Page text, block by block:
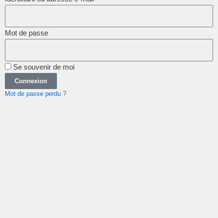
Mot de passe
Se souvenir de moi
Connexion
Mot de passe perdu ?